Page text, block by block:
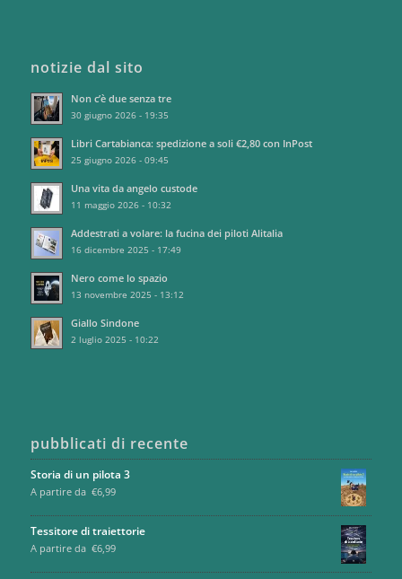
notizie dal sito
Non c’è due senza tre
30 giugno 2026 - 19:35
Libri Cartabianca: spedizione a soli €2,80 con InPost
25 giugno 2026 - 09:45
Una vita da angelo custode
11 maggio 2026 - 10:32
Addestrati a volare: la fucina dei piloti Alitalia
16 dicembre 2025 - 17:49
Nero come lo spazio
13 novembre 2025 - 13:12
Giallo Sindone
2 luglio 2025 - 10:22
pubblicati di recente
Storia di un pilota 3
A partire da €6,99
Tessitore di traiettorie
A partire da €6,99